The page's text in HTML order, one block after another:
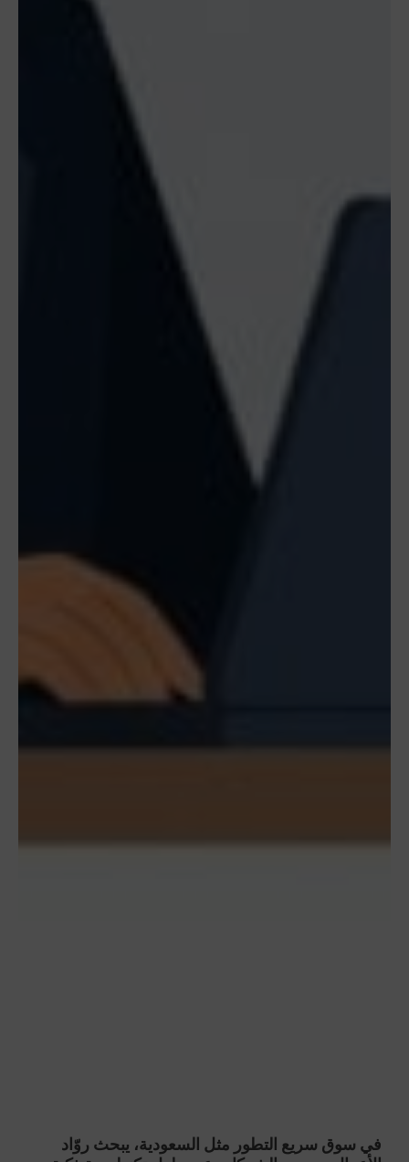
في سوق سريع التطور مثل السعودية، يبحث روّاد